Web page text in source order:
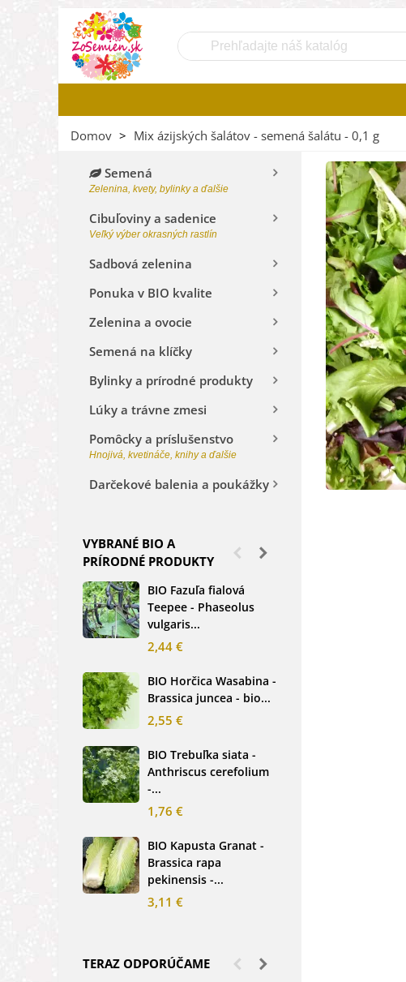
Domov > Mix ázijských šalátov - semená šalátu - 0,1 g
Semená
Zelenina, kvety, bylinky a ďalšie
Cibuľoviny a sadenice
Veľký výber okrasných rastlín
Sadbová zelenina
Ponuka v BIO kvalite
Zelenina a ovocie
Semená na klíčky
Bylinky a prírodné produkty
Lúky a trávne zmesi
Pomôcky a príslušenstvo
Hnojivá, kvetináče, knihy a ďalšie
Darčekové balenia a poukážky
VYBRANÉ BIO A
PRÍRODNÉ PRODUKTY
BIO Fazuľa fialová
Teepee - Phaseolus
vulgaris...
2,44 €
BIO Horčica Wasabina -
Brassica juncea - bio...
2,55 €
BIO Trebuľka siata -
Anthriscus cerefolium
-...
1,76 €
BIO Kapusta Granat -
Brassica rapa
pekinensis -...
3,11 €
TERAZ ODPORÚČAME